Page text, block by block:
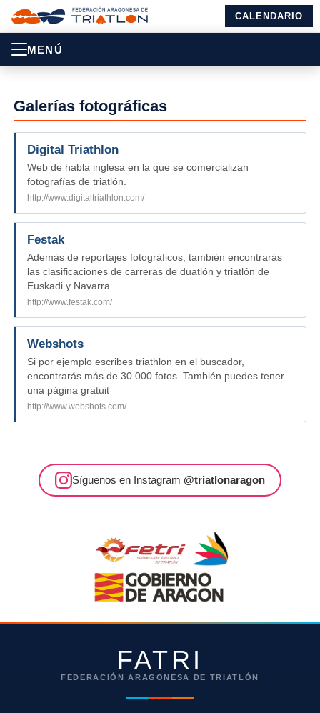
CALENDARIO
MENÚ
Galerías fotográficas
Digital Triathlon
Web de habla inglesa en la que se comercializan
fotografías de triatlón.
http://www.digitaltriathlon.com/
Festak
Además de reportajes fotográficos, también encontrarás
las clasificaciones de carreras de duatlón y triatlón de
Euskadi y Navarra.
http://www.festak.com/
Webshots
Si por ejemplo escribes triathlon en el buscador,
encontrarás más de 30.000 fotos. También puedes tener
una página gratuit
http://www.webshots.com/
Síguenos en Instagram @triatlonaragon
FATRI
FEDERACIÓN ARAGONESA DE TRIATLÓN